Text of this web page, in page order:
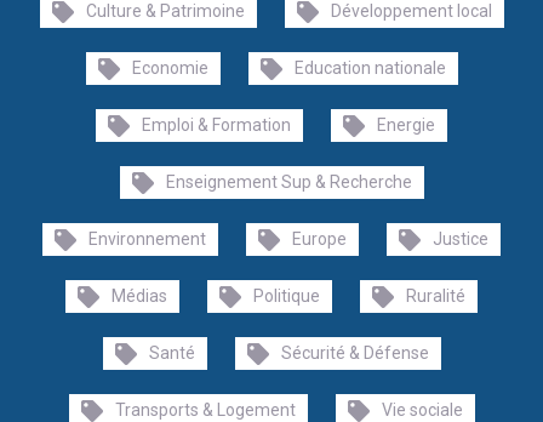
Culture & Patrimoine Développement local
Economie Education nationale
Emploi & Formation Energie
Enseignement Sup & Recherche
Environnement Europe Justice
Médias Politique Ruralité
Santé Sécurité & Défense
Transports & Logement Vie sociale